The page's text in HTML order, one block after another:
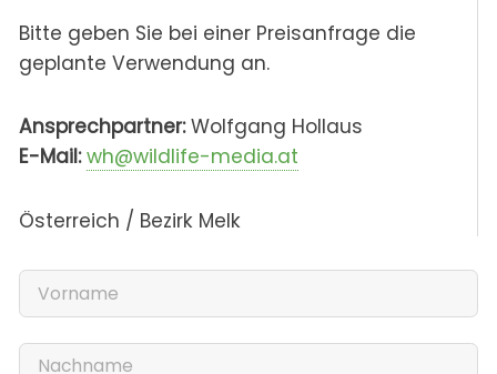
Bitte geben Sie bei einer Preisanfrage die
geplante Verwendung an.
Ansprechpartner:Wolfgang Hollaus
E-Mail: wh@wildlife-media.at
Österreich / Bezirk Melk